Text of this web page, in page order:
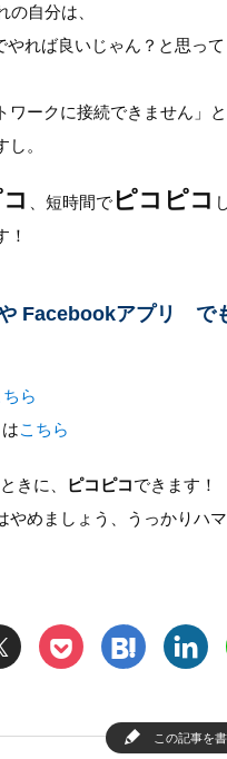
の自分は、
やれば良いじゃん？と思って
ワークに接続できません」
。
、短時間で ピコピコ
！
Facebookアプリ で
ちら
はこちら
きに、 ピコピコできます！
やめましょう、うっかりハ
p h l
この記事を